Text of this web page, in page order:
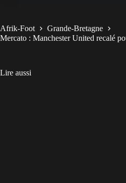
Afrik-Foot
Grande-Bretagne
Mercato : Manchester United recalé
Lire aussi